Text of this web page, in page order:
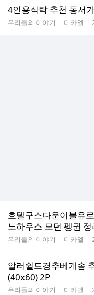
4인용식탁 추천 동서
게시판명
우리들의 이야기 작성자
미카엘
호텔구스다운이불유
노하우스 모던 펭귄
게시판명
우리들의 이야기 작성자
미카엘
알러쉴드경추베개솜
(40x60) 2P
게시판명
우리들의 이야기 작성자
미카엘